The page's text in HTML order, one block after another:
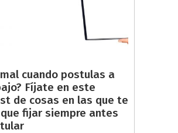
mal cuando postulas a
Fíjate en este
de cosas en las que te
fijar siempre antes